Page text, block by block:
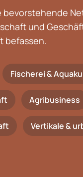
bevorstehende
und
befassen.
Fischerei &
Agribusiness
Vertikale &